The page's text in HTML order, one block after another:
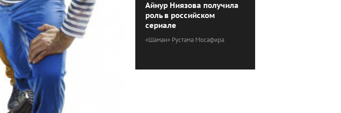
Айнур Ниязова получила
роль в российском
сериале
«Шаман» Рустама Мосафира